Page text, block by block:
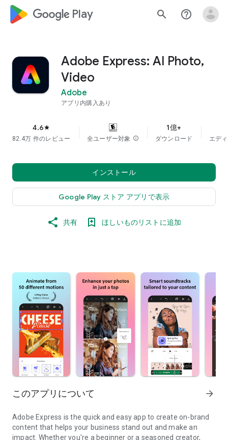
google_logo Play search help_outline
Adobe Express: AI Photo,
Video
Adobe
アプリ内購入あり
4.6star
82.4万 件のレビュー 全ユーザー対象 info
1億+
ダウンロード エデ
インストール
Google Play ストア アプリで表示
共有 ほしいものリストに追加
このアプリについて arrow_forward
Adobe Express is the quick and easy app to create on-brand
content that helps your business stand out and make an
impact. Whether you're a beginner or a seasoned creator,